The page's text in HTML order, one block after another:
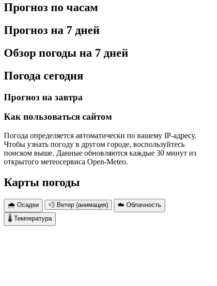
Прогноз по часам
Прогноз на 7 дней
Обзор погоды на 7 дней
Погода сегодня
Прогноз на завтра
Как пользоваться сайтом
Погода определяется автоматически по вашему IP-адресу.
Чтобы узнать погоду в другом городе, воспользуйтесь
поиском выше. Данные обновляются каждые 30 минут из
открытого метеосервиса Open-Meteo.
Карты погоды
🌧 Осадки 💨 Ветер (анимация)
☁️ Облачность
🌡 Температура